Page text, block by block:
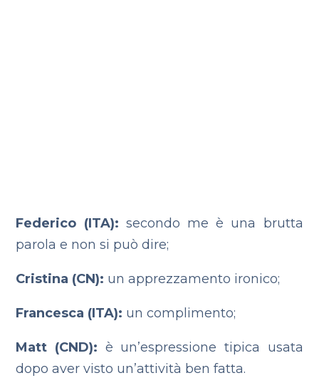
Federico (ITA): secondo me è una brutta
parola e non si può dire;
Cristina (CN): un apprezzamento ironico;
Francesca (ITA): un complimento;
Matt (CND): è un’espressione tipica usata
dopo aver visto un’attività ben fatta.